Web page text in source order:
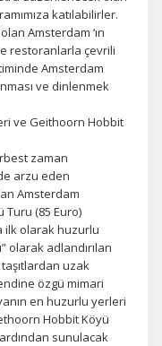
katılabilirler.
Amsterdam ‘ın
restoranlarla çevrili
Amsterdam
ve dinlenmek
ve Geithoorn Hobbit
zaman
arzu eden
Amsterdam
(85 Euro)
ilk olarak huzurlu
olarak adlandırılan
uzak
özgü mimari
en huzurlu yerleri
Hobbit Köyü
sunulacak